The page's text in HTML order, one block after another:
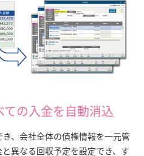
ての入金を自動消込
、会社全体の債権情報を一元管
異なる回収予定を設定でき、す